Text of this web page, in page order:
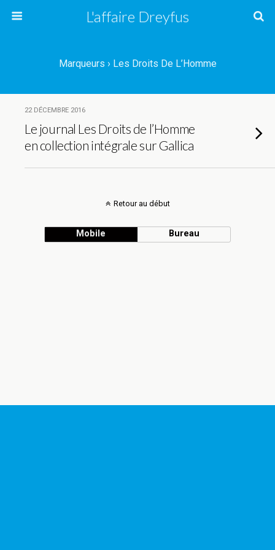
L'affaire Dreyfus
Marqueurs › Les Droits De L’Homme
22 DÉCEMBRE 2016
Le journal Les Droits de l’Homme
en collection intégrale sur Gallica
Retour au début
Mobile Bureau